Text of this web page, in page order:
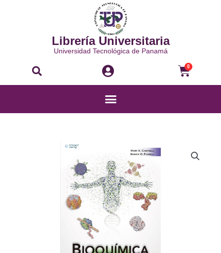
Librería Universitaria
Universidad Tecnológica de Panamá
Buscar 0
Menú